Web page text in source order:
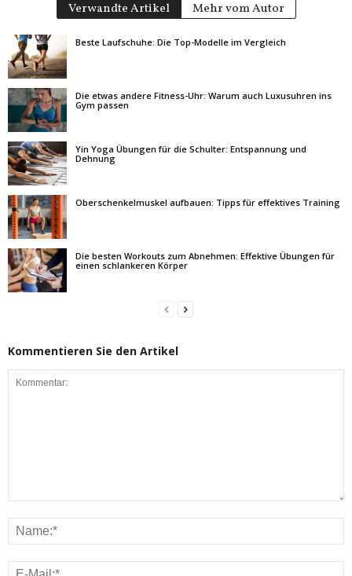
Verwandte Artikel Mehr vom Autor
Beste Laufschuhe: Die Top-Modelle im Vergleich
Die etwas andere Fitness-Uhr: Warum auch Luxusuhren ins
Gym passen
Yin Yoga Übungen für die Schulter: Entspannung und
Dehnung
Oberschenkelmuskel aufbauen: Tipps für effektives Training
Die besten Workouts zum Abnehmen: Effektive Übungen für
einen schlankeren Körper
Kommentieren Sie den Artikel